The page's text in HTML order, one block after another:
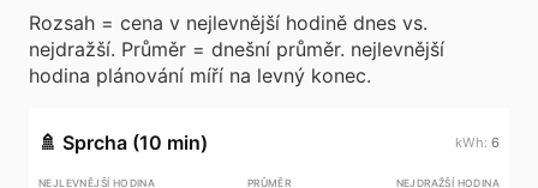
Rozsah = cena v nejlevnější hodině dnes vs.
nejdražší. Průměr = dnešní průměr. nejlevnější
hodina plánování míří na levný konec.
🚿 Sprcha (10 min) 6